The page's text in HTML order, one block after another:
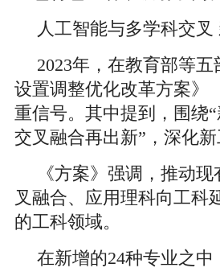
人工智能与多学科交
2023年，在教育部等
设置调整优化改革方案》
重信号。其中提到，围绕
交叉融合再出新”，深化
《方案》强调，推动
叉融合、应用理科向工科
的工科领域。
在新增的24种专业之